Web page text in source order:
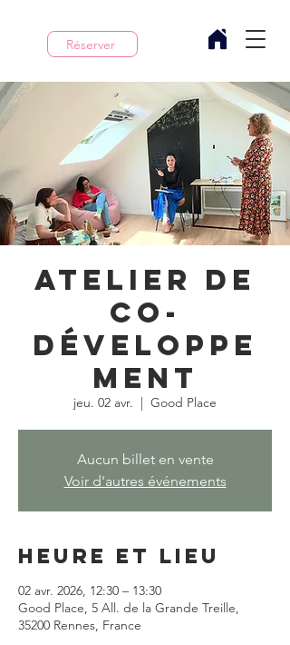
Réserver
Atelier de
co-
développe
ment
jeu. 02 avr.
  |
Good Place
Aucun billet en vente
Voir d'autres événements
Heure et lieu
02 avr. 2026, 12:30 – 13:30
Good Place, 5 All. de la Grande Treille,
35200 Rennes, France